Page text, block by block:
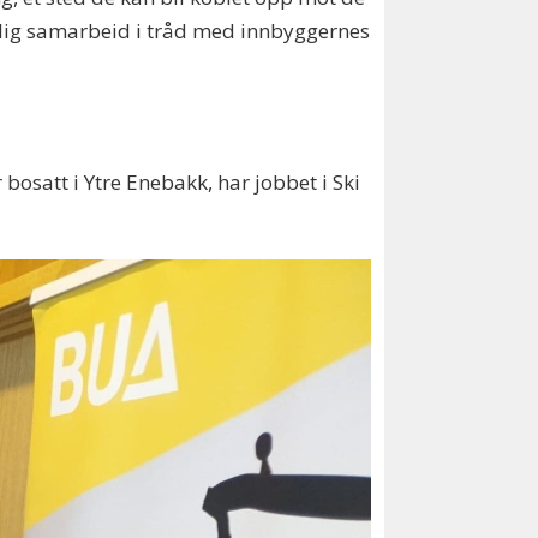
samarbeid i tråd med innbyggernes
i Ytre Enebakk, har jobbet i Ski